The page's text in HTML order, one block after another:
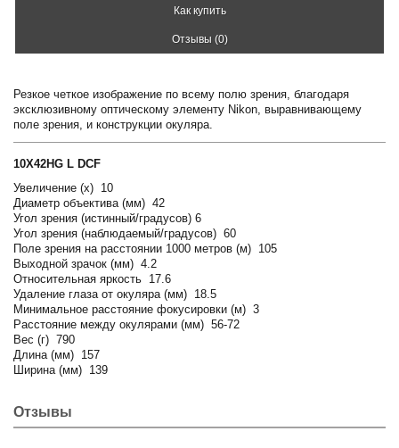
Как купить
Отзывы (0)
Резкое четкое изображение по всему полю зрения, благодаря
эксклюзивному оптическому элементу Nikon, выравнивающему
поле зрения, и конструкции окуляра.
10X42HG L DCF
Увеличение (х) 10
Диаметр объектива (мм) 42
Угол зрения (истинный/градусов) 6
Угол зрения (наблюдаемый/градусов) 60
Поле зрения на расстоянии 1000 метров (м) 105
Выходной зрачок (мм) 4.2
Относительная яркость 17.6
Удаление глаза от окуляра (мм) 18.5
Минимальное расстояние фокусировки (м) 3
Расстояние между окулярами (мм) 56-72
Вес (г) 790
Длина (мм) 157
Ширина (мм) 139
Отзывы